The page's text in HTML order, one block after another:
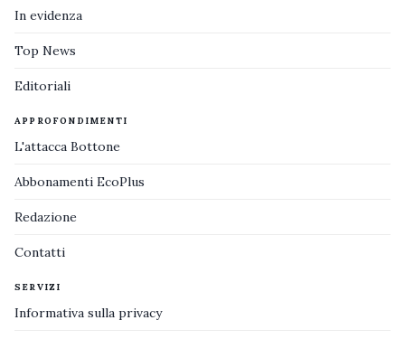
In evidenza
Top News
Editoriali
APPROFONDIMENTI
L'attacca Bottone
Abbonamenti EcoPlus
Redazione
Contatti
SERVIZI
Informativa sulla privacy